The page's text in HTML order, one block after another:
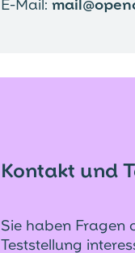
E-Mail:
Kontakt und
Sie haben Fragen
Teststellung